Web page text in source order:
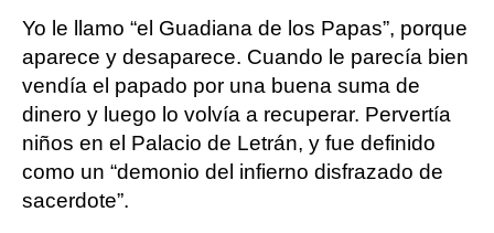
Yo le llamo “el Guadiana de los Papas”, porque
aparece y desaparece. Cuando le parecía bien
vendía el papado por una buena suma de
dinero y luego lo volvía a recuperar. Pervertía
niños en el Palacio de Letrán, y fue definido
como un “demonio del infierno disfrazado de
sacerdote”.